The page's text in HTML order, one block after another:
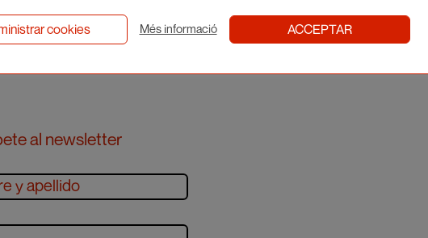
al newsletter
cookies Més informació ACCEPTAR